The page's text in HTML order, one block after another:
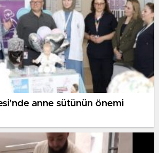
anne sütünün önemi